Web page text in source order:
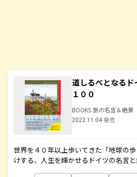
道しるべとなる
１００
BOOKS 旅の名言＆絶景
2022.11.04 発売
世界を４０年以上歩いてきた「地球の
けする、人生を輝かせるドイツの名言